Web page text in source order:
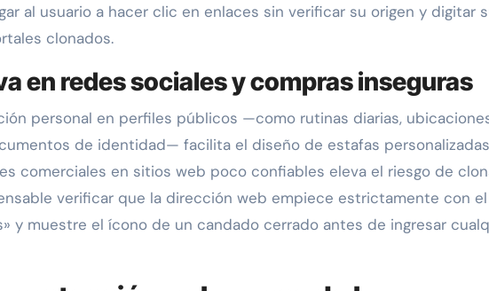
al usuario a hacer clic en enlaces sin verificar su origen y digitar
clonados.
en redes sociales y compras inseguras
personal en perfiles públicos —como rutinas diarias,
de identidad— facilita el diseño de estafas
comerciales en sitios web poco confiables eleva el riesgo de
verificar que la dirección web empiece estrictamente con el
y muestre el ícono de un candado cerrado antes de ingresar